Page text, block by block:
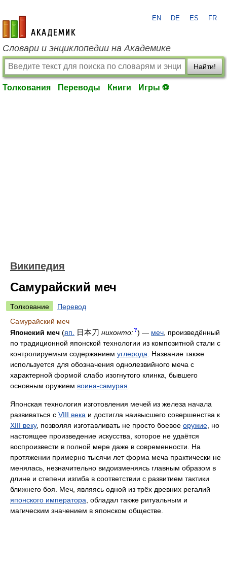
academic.ru
EN DE ES FR
Словари и энциклопедии на Академике
Найти!
Толкования Переводы Книги Игры ⚽
Википедия
Самурайский меч
Толкование
Перевод
Самурайский меч
Японский меч (яп. 日本刀 нихонто:?) — меч , произведённый
по традиционной японской технологии из композитной стали с
контролируемым содержанием углерода . Название также
используется для обозначения однолезвийного меча с
характерной формой слабо изогнутого клинка, бывшего
основным оружием воина-самурая
Японская технология изготовления мечей из железа начала
развиваться с VIII века и достигла наивысшего совершенства к
XIII веку, позволяя изготавливать не просто боевое оружие , но
настоящее произведение искусства, которое не удаётся
воспроизвести в полной мере даже в современности. На
протяжении примерно тысячи лет форма меча практически не
менялась, незначительно видоизменяясь главным образом в
длине и степени изгиба в соответствии с развитием тактики
ближнего боя. Меч, являясь одной из трёх древних регалий
японского императора , обладал также ритуальным и
магическим значением в японском обществе.